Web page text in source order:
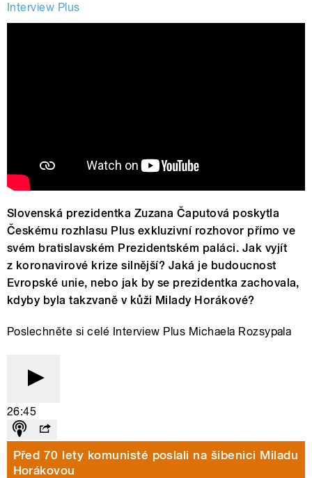
Interview Plus
Slovenská prezidentka Zuzana Čaputová poskytla
Českému rozhlasu Plus exkluzivní rozhovor přímo ve
svém bratislavském Prezidentském paláci. Jak vyjít
z koronavirové krize silnější? Jaká je budoucnost
Evropské unie, nebo jak by se prezidentka zachovala,
kdyby byla takzvaně v kůži Milady Horákové?
Poslechněte si celé Interview Plus Michaela Rozsypala
26:45
Před 70 lety komunisté poslali na šibenici Miladu
Horákovou